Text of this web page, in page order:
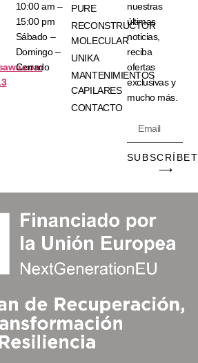
10:00 am –
15:00 pm
Sábado –
Domingo –
Cerrado
PURE
RECONSTRUCTOR
MOLECULAR
UNIKA
MANTENIMIENTOS
CAPILARES
CONTACTO
nuestras
últimas
noticias,
reciba
ofertas
exclusivas y
mucho más.
⟶